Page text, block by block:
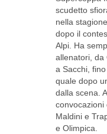
scudetto
nella
dopo il
Alpi. Ha
allenatori, da
a Sacchi,
quale dopo
dalla scena.
convocazioni
Maldini e
e Olimpica.